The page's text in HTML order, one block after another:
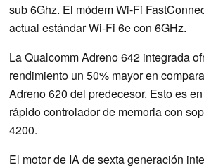
sub 6Ghz. El módem Wi-Fi
actual estándar Wi-Fi 6e con 6GHz.
La Qualcomm Adreno 642 integrada
rendimiento un 50% mayor en
Adreno 620 del predecesor. Esto es
rápido controlador de memoria con
4200.
El motor de IA de sexta generación